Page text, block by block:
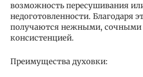
возможность пересушивания
недоготовленности. Благодаря
получаются нежными, сочными
консистенцией.
Преимущества духовки: